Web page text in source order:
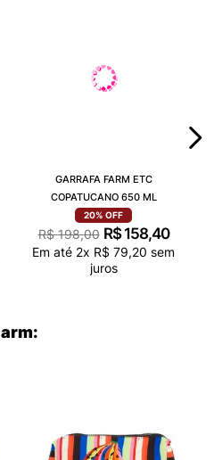
GARRAFA FARM ETC
COPATUCANO 650 ML
20% OFF
R$ 198,00 R$ 158,40
Em até 2x R$ 79,20 sem
juros